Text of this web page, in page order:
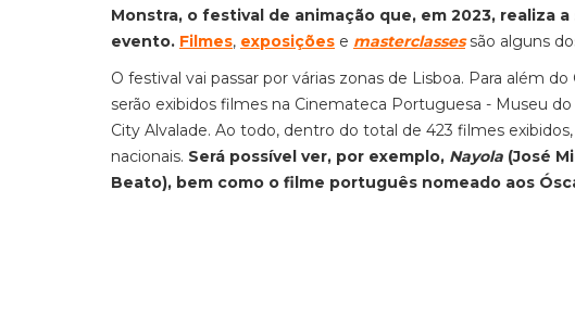
Monstra, o festival de animação que, em 2023, realiza
evento. Filmes, exposições e masterclasses são alguns
O festival vai passar por várias zonas de Lisboa. Para além
serão exibidos filmes na Cinemateca Portuguesa - Museu
City Alvalade. Ao todo, dentro do total de 423 filmes
nacionais. Será possível ver, por exemplo, Nayola (José
Beato), bem como o filme português nomeado aos